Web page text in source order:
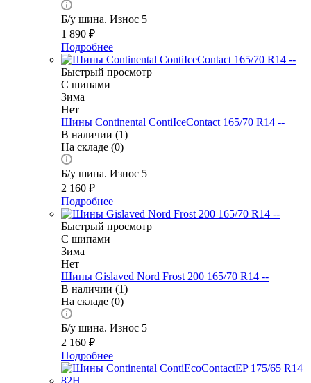
Б/у шина. Износ 5
1 890 ₽
Подробнее
Быстрый просмотр
С шипами
Зима
Нет
Шины Continental ContiIceContact 165/70 R14 --
В наличии (1)
На складе (0)
Б/у шина. Износ 5
2 160 ₽
Подробнее
Быстрый просмотр
С шипами
Зима
Нет
Шины Gislaved Nord Frost 200 165/70 R14 --
В наличии (1)
На складе (0)
Б/у шина. Износ 5
2 160 ₽
Подробнее